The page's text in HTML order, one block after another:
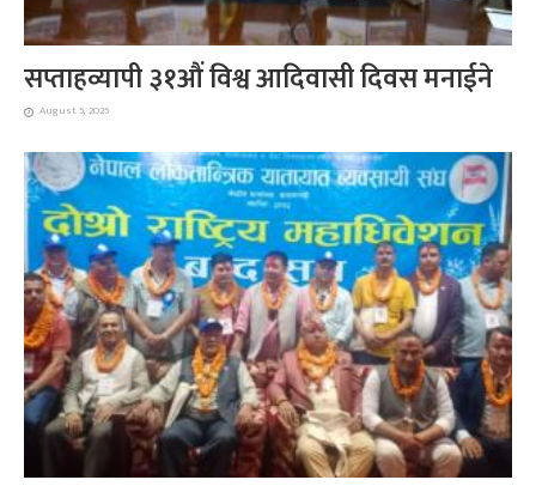
सप्ताहव्यापी ३१औं विश्व आदिवासी दिवस मनाईने
August 5, 2025